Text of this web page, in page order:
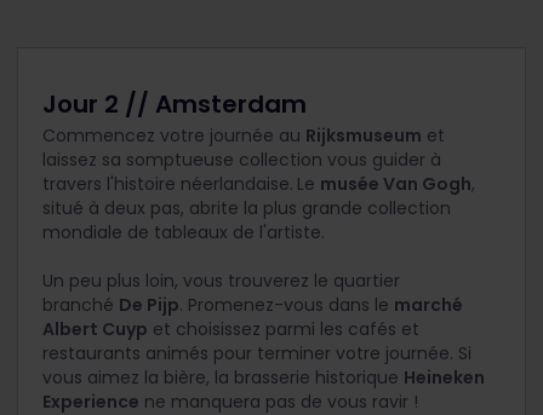
Jour 2 // Amsterdam
Commencez votre journée au Rijksmuseum et
laissez sa somptueuse collection vous guider à
travers l'histoire néerlandaise. Le musée Van Gogh,
situé à deux pas, abrite la plus grande collection
mondiale de tableaux de l'artiste.
Un peu plus loin, vous trouverez le quartier
branché De Pijp. Promenez-vous dans le marché
Albert Cuyp et choisissez parmi les cafés et
restaurants animés pour terminer votre journée. Si
vous aimez la bière, la brasserie historique Heineken
Experience ne manquera pas de vous ravir !